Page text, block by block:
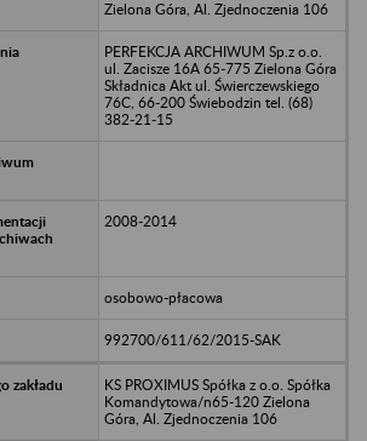
Zielona Góra, Al. Zjednoczenia 106
PERFEKCJA ARCHIWUM Sp.z o.o.
ul. Zacisze 16A 65-775 Zielona Góra
Składnica Akt ul. Świerczewskiego
76C, 66-200 Świebodzin tel. (68)
382-21-15
2008-2014
osobowo-płacowa
992700/611/62/2015-SAK
KS PROXIMUS Spółka z o.o. Spółka
Komandytowa/n65-120 Zielona
Góra, Al. Zjednoczenia 106